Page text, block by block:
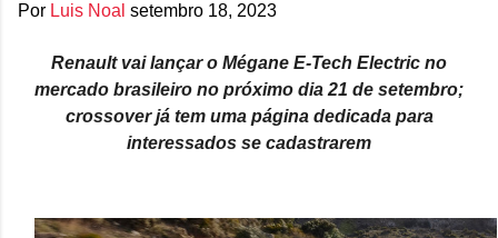
Por Luis Noal setembro 18, 2023
Renault vai lançar o Mégane E-Tech Electric no
mercado brasileiro no próximo dia 21 de setembro;
crossover já tem uma página dedicada para
interessados se cadastrarem